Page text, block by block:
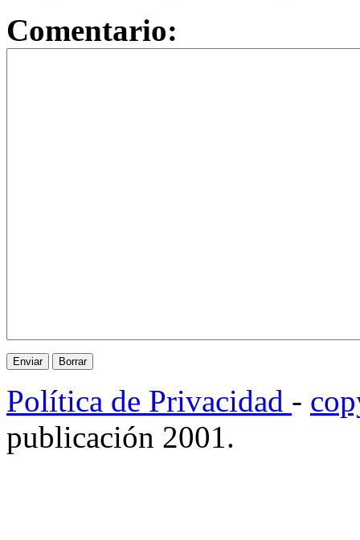
Comentario:
Política de Privacidad -
publicación 2001.